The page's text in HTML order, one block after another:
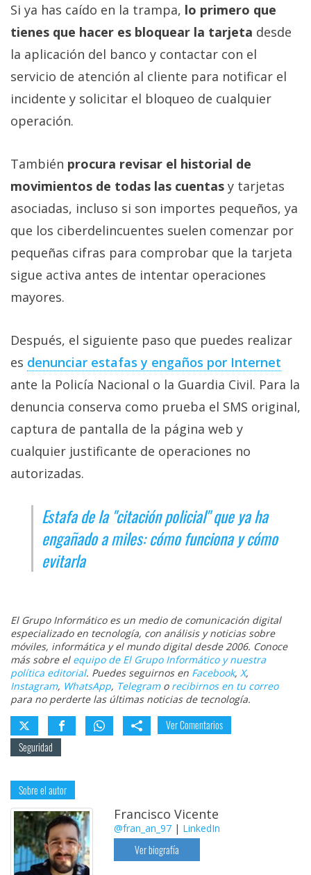
Si ya has caído en la trampa, lo primero que
tienes que hacer es bloquear la tarjeta desde
la aplicación del banco y contactar con el
servicio de atención al cliente para notificar el
incidente y solicitar el bloqueo de cualquier
operación.
También procura revisar el historial de
movimientos de todas las cuentas y tarjetas
asociadas, incluso si son importes pequeños, ya
que los ciberdelincuentes suelen comenzar por
pequeñas cifras para comprobar que la tarjeta
sigue activa antes de intentar operaciones
mayores.
Después, el siguiente paso que puedes realizar
es denunciar estafas y engaños por Internet‎
ante la Policía Nacional o la Guardia Civil. Para la
denuncia conserva como prueba el SMS original,
captura de pantalla de la página web y
cualquier justificante de operaciones no
autorizadas.
Estafa de la "citación policial" que ya ha
engañado a miles: cómo funciona y cómo
evitarla
El Grupo Informático es un medio de comunicación digital
especializado en tecnología, con análisis y noticias sobre
móviles, informática y el mundo digital desde 2006. Conoce
más sobre el equipo de El Grupo Informático y nuestra
política editorial. Puedes seguirnos en Facebook, X,
Instagram, WhatsApp, Telegramo recibirnos en tu correo
para no perderte las últimas noticias de tecnología.
Ver Comentarios
Seguridad
Sobre el autor
Francisco Vicente
@fran_an_97 | LinkedIn
Ver biografía